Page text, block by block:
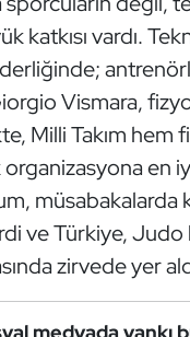
katkısı vardı.
Vismara,
Milli Takım hem
en
müsabakalarda
ve Türkiye, Judo
zirvede yer
medyada yankı